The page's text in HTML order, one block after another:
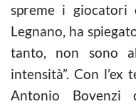
spreme i giocatori
Legnano, ha
tanto, non sono
intensità”. Con l’ex
Antonio Bovenzi